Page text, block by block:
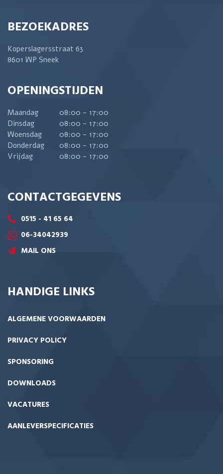
BEZOEKADRES
Koperslagersstraat 63
8601 WP Sneek
OPENINGSTIJDEN
Maandag
08:00 - 17:00
Dinsdag
08:00 - 17:00
Woensdag
08:00 - 17:00
Donderdag
08:00 - 17:00
Vrijdag
08:00 - 17:00
CONTACTGEGEVENS
0515 - 41 65 64
06-34042939
MAIL ONS
HANDIGE LINKS
ALGEMENE VOORWAARDEN
PRIVACY POLICY
SPONSORING
DOWNLOADS
VACATURES
AANLEVERSPECIFICATIES